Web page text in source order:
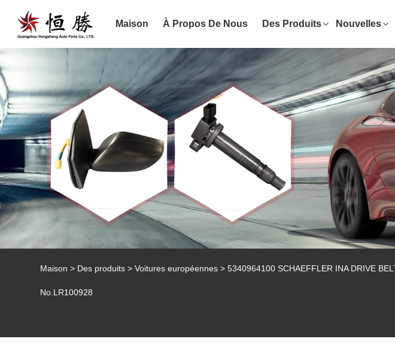
Maison À Propos De Nous Des Produits Nouvelles
Maison > Des produits >Voitures européennes > 5340964100 SCHAEFFLER INA DRIVE
No.LR100928